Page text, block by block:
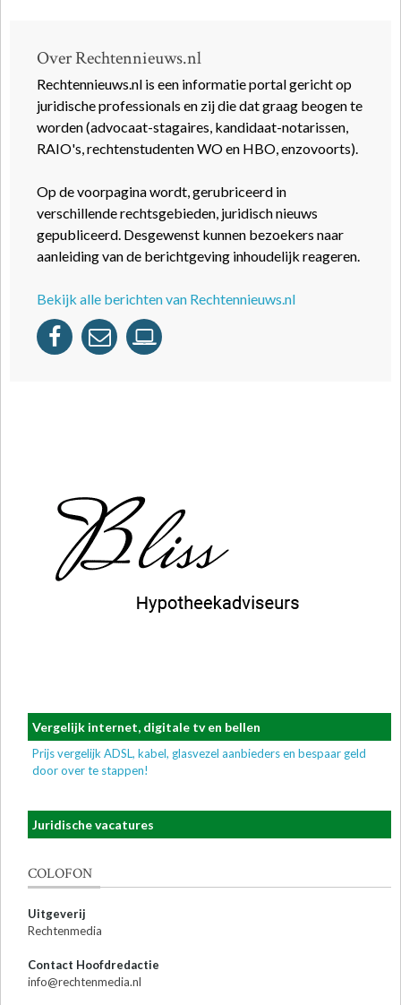
Over Rechtennieuws.nl
Rechtennieuws.nl is een informatie portal gericht op
juridische professionals en zij die dat graag beogen te
worden (advocaat-stagaires, kandidaat-notarissen,
RAIO's, rechtenstudenten WO en HBO, enzovoorts).
Op de voorpagina wordt, gerubriceerd in
verschillende rechtsgebieden, juridisch nieuws
gepubliceerd. Desgewenst kunnen bezoekers naar
aanleiding van de berichtgeving inhoudelijk reageren.
Bekijk alle berichten van Rechtennieuws.nl
Vergelijk internet, digitale tv en bellen
Prijs vergelijk ADSL, kabel, glasvezel aanbieders en bespaar geld
door over te stappen!
Juridische vacatures
COLOFON
Uitgeverij
Rechtenmedia
Contact Hoofdredactie
info@rechtenmedia.nl